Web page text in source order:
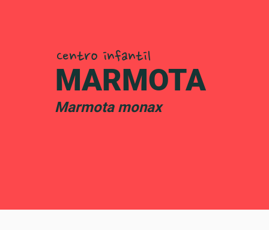
Centro infantil
MARMOTA
Marmota monax